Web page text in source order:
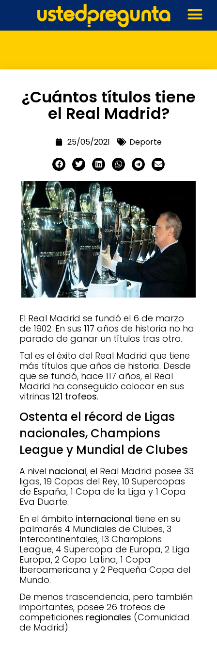
¿Cuántos títulos tiene
el Real Madrid?
25/05/2021 Deporte
El Real Madrid se fundó el 6 de marzo
de 1902. En sus 117 años de historia no ha
parado de ganar un títulos tras otro.
Tal es el éxito del Real Madrid que tiene
más títulos que años de historia. Desde
que se fundó, hace 117 años, el Real
Madrid ha conseguido colocar en sus
vitrinas 121 trofeos.
Ostenta el récord de Ligas
nacionales, Champions
League y Mundial de Clubes
A nivel nacional, el Real Madrid posee 33
ligas, 19 Copas del Rey, 10 Supercopas
de España, 1 Copa de la Liga y 1 Copa
Eva Duarte.
En el ámbito internacional tiene en su
palmarés 4 Mundiales de Clubes, 3
Intercontinentales, 13 Champions
League, 4 Supercopa de Europa, 2 Liga
Europa, 2 Copa Latina, 1 Copa
Iberoamericana y 2 Pequeña Copa del
Mundo.
De menos trascendencia, pero también
importantes, posee 26 trofeos de
competiciones regionales (Comunidad
de Madrid).